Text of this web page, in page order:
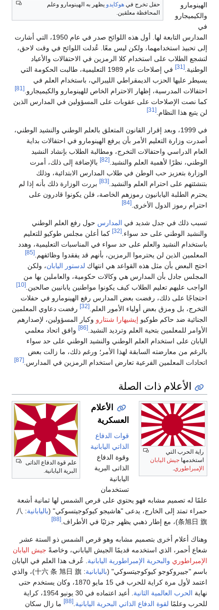
حفل تخرج في هوكايدو يظهر به الهينومارو وعلم
المحافظة معلقين.
الهينومارو
والكيميجارو
في
المدارس التابعة لها. أول هذه اللوائح صدر في عام 1950، التي أشارت
إلى تحبيذ استخدامهما، ولكن ليس معًا. عُدلت اللوائح في وقت لاحق،
لتشجع الطلاب على استخدام كلا الرمزين في الاحتفالات والأعياد
الوطنية. [31]
في إصلاحات عام 1989 التعليمية، طالبت الحكومة التي
يسيطر عليها الحزب الديمقراطي الليبرالي، باستخدام العلم في
احتفالات المدرسية، إظهار الاحترام الخاص للهينومارو والكيميجارو. [81]
كما نصت الإصلاحات على عقوبات على المسؤولين في المدارس الذين
لن يتبع هذا النظام. [31]
في 1999، وبعد إقرار القانون المتعلق بالعلم الوطني والنشيد الوطني،
أصدرت وزارة التعليم الأمر بأن يرفع الهينومارو في احتفالات بداية
العام الدراسي واحتفالات التخرج، ومطالبة الطلاب بإنشاد النشيد
الوطني، نظرًا لأهمية العلم والنشيد. [82]
بالإضافة إلى ذلك، أمرت
الوزارة بتعزيز حب الوطن في طلاب المدارس الابتدائية، وذلك
بتنشئتهم على احترام العلم والنشيد. [83]
بررت الوزارة ذلك بأنه إذا لم
يحترم الطلبة اليابانيون رموزهم الخاصة، فلن يكونوا قادرون على
احترام رموز الدول الأخرى. [84]
تسبب ذلك في جدل شديد في المدارس حول رفع العلم الوطني
والنشيد الوطني على حد سواء. [32]
كما أعلن مجلس طوكيو للتعليم
باستخدام النشيد والعلم على حد سواء في المناسبات التعليمية، وهدد
المعلمين الذين لن يحترموا الرمزين، بأنهم قد يفقدوا وظائفهم. [85]
احتج البعض بأن مثل هذه القواعد هي انتهاك لدستور اليابان، ولكن
المجلس جادل بأن المدارس هي وكالات حكومية، والعاملين بها من
الواجب عليهم تعليم الطلاب كيف يكونوا مواطنين يابانيين صالحين. [10]
احتجاجًا على ذلك، رفضت بعض المدارس رفع الهينومارو في حفلات
التخرج، بل ومزق بعض أولياء الأمور العلم. [32]
رفضت دعاوي المعلمين
الجنائية ضد حاكم طوكيو إيشيهارا شنتارو وكبار المسؤولين، لإصدارهم
الأوامر للمعلمين بتحية العلم وترديد النشيد. [86]
وافق اتحاد معلمي
اليابان على استخدام العلم الوطني والنشيد الوطني على حد سواء
بالرغم من معارضته السابقة لهذا الأمر؛ ورغم ذلك، ما زالت بعض
اتحادات المعلمين الفرعية تعارض استخدام الرمزين في المدارس. [87]
الأعلام ذات الصلة
راية الحرب التي
استخدمها جيش اليابان
الإمبراطوري
علم قوة الدفاع الذاتى
البرية اليابانية.
الأعلام
العسكرية
قوات الدفاع
الذاتي اليابانية
وقوة الدفاع
الذاتى البرية
اليابانية
تستخدمان
علمًا له تصميم مشابه فهو يحتوي على قرص الشمس لها ثمانية أشعة
حمراء تمتد إلى الخارج، يدعى "هاشيجو كيوكوجيتسوكي" (باليابانية
: 八
条旭日 旗)، مع إطار ذهبي يظهر جزئيًا في الأطراف.
[88]
وهناك أعلام أخرى بتصميم مشابه وهو قرص الشمس ذو الستة عشر
شعاع أحمر، الذي استخدمه قديمًا الجيش الياباني، وخاصةً جيش اليابان
الإمبراطوري والبحرية الإمبراطورية اليابانية . عُرف هذا العلم في اليابان
باسم "جييروكوجو كيوكوجيتسوكي" (باليابانية
: 十六 条 旭日 旗)، والذي
اعتمد لأول مرة كراية للحرب في 15 مايو 1870، وكان يستخدم حتى
نهاية الحرب العالمية الثانية
. أعيد اعتماده في 30 يونيو 1954، كراية
للحرب وعلمًا لقوة الدفاع الذاتي البحرية اليابانية [88] ما زال سكان